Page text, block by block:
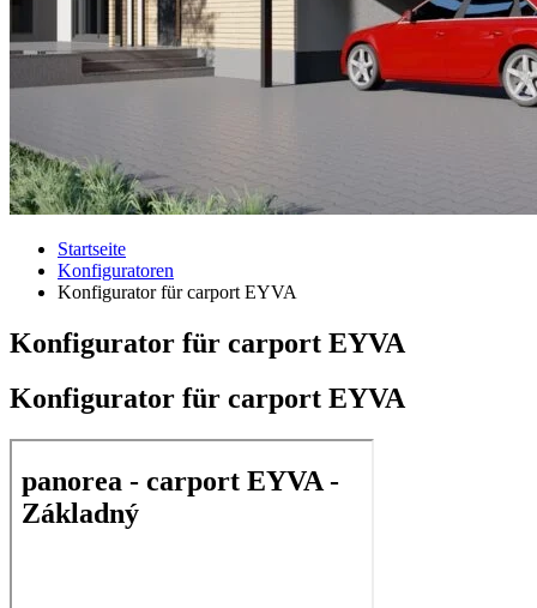
Startseite
Konfiguratoren
Konfigurator für carport EYVA
Konfigurator für carport EYVA
Konfigurator für carport EYVA